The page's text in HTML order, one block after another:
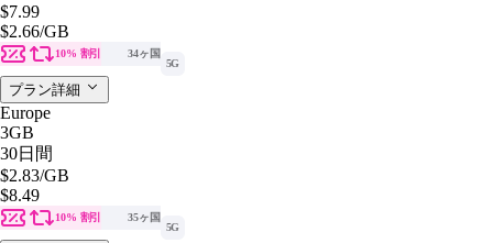
$7.99
$2.66/GB
10% 割引
34ヶ国
5G
プラン詳細
Europe
3GB
30日間
$2.83/GB
$8.49
10% 割引
35ヶ国
5G